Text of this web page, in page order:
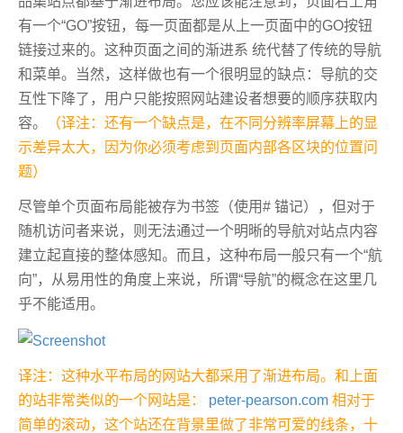
有一个“GO”按钮，每一页面都是从上一页面中的GO按钮
链接过来的。这种页面之间的渐进系 统代替了传统的导航
和菜单。当然，这样做也有一个很明显的缺点：导航的交
互性下降了，用户只能按照网站建设者想要的顺序获取内
容。
（译注：还有一个缺点是，在不同分辨率屏幕上的显
示差异太大，因为你必须考虑到页面内部各区块的位置问
题）
尽管单个页面布局能被存为书签（使用# 锚记），但对于
随机访问者来说，则无法通过一个明晰的导航对站点内容
建立起直接的整体感知。而且，这种布局一般只有一个“航
向”，从易用性的角度上来说，所谓“导航”的概念在这里几
乎不能适用。
译注：这种水平布局的网站大都采用了渐进布局。和上面
的站非常类似的一个网站是： peter-pearson.com 相对于
简单的滚动，这个站还在背景里做了非常可爱的线条，十